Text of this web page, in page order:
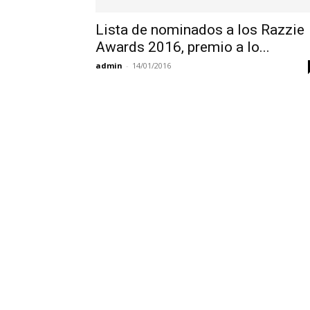
Lista de nominados a los Razzie
Awards 2016, premio a lo...
admin - 14/01/2016